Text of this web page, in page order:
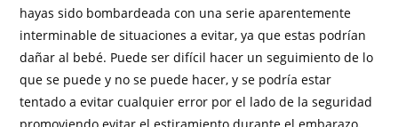
hayas sido bombardeada con una serie aparentemente
interminable de situaciones a evitar, ya que estas podrían
dañar al bebé. Puede ser difícil hacer un seguimiento de lo
que se puede y no se puede hacer, y se podría estar
tentado a evitar cualquier error por el lado de la seguridad